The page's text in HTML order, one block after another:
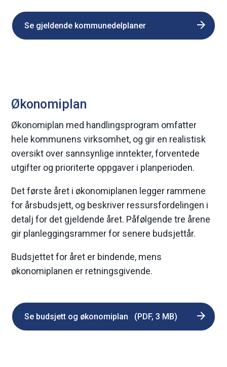
Se gjeldende kommunedelplaner
Økonomiplan
Økonomiplan med handlingsprogram omfatter
hele kommunens virksomhet, og gir en realistisk
oversikt over sannsynlige inntekter, forventede
utgifter og prioriterte oppgaver i planperioden.
Det første året i økonomiplanen legger rammene
for årsbudsjett, og beskriver ressursfordelingen i
detalj for det gjeldende året. Påfølgende tre årene
gir planleggingsrammer for senere budsjettår.
Budsjettet for året er bindende, mens
økonomiplanen er retningsgivende.
Se budsjett og økonomiplan (PDF, 3 MB)